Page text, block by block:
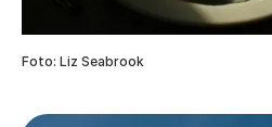
Foto: Liz Seabrook